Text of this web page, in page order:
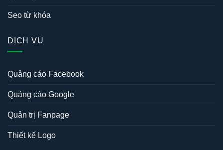
Seo từ khóa
DỊCH VỤ
Quảng cáo Facebook
Quảng cáo Google
Quản trị Fanpage
Thiết kế Logo